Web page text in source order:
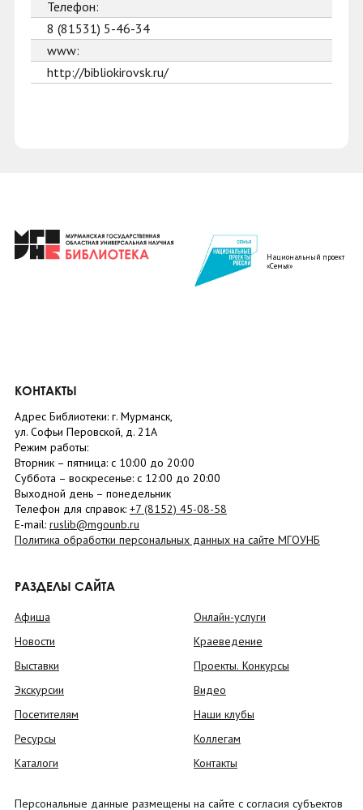
Телефон:
8 (81531) 5-46-34
www:
http://bibliokirovsk.ru/
Национальный проект
«Семья»
КОНТАКТЫ
Адрес Библиотеки: г. Мурманск,
ул. Софьи Перовской, д. 21А
Режим работы:
Вторник – пятница: с 10:00 до 20:00
Суббота – воскресенье: c 12:00 до 20:00
Выходной день – понедельник
Телефон для справок: +7 (8152) 45-08-58
E-mail: ruslib@mgounb.ru
Политика обработки персональных данных на сайте МГОУНБ
РАЗДЕЛЫ САЙТА
Афиша
Новости
Выставки
Экскурсии
Посетителям
Ресурсы
Каталоги
Онлайн-услуги
Краеведение
Проекты. Конкурсы
Видео
Наши клубы
Коллегам
Контакты
Персональные данные размещены на сайте с согласия субъектов